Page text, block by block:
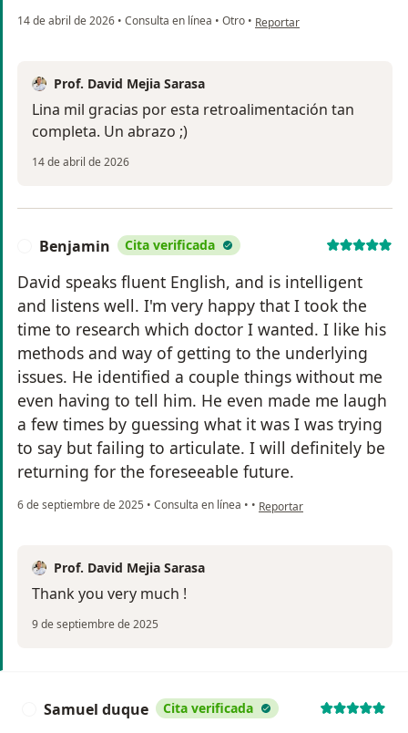
14 de abril de 2026 • Consulta en línea • Otro • en opinión del usuario Lina
Reportar
Prof. David Mejia Sarasa
Lina mil gracias por esta retroalimentación tan
completa. Un abrazo ;)
14 de abril de 2026
Benjamin Cita verificada
David speaks fluent English, and is intelligent
and listens well. I'm very happy that I took the
time to research which doctor I wanted. I like his
methods and way of getting to the underlying
issues. He identified a couple things without me
even having to tell him. He even made me laugh
a few times by guessing what it was I was trying
to say but failing to articulate. I will definitely be
returning for the foreseeable future.
6 de septiembre de 2025 • Consulta en línea • • en opinión del usuario
Reportar
Prof. David Mejia Sarasa
Thank you very much !
9 de septiembre de 2025
Samuel duque Cita verificada